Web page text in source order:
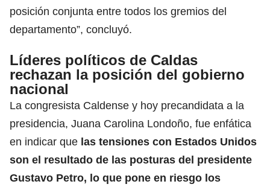
posición conjunta entre todos los gremios del
departamento”, concluyó.
Líderes políticos de Caldas
rechazan la posición del gobierno
nacional
La congresista Caldense y hoy precandidata a la
presidencia, Juana Carolina Londoño, fue enfática
en indicar que las tensiones con Estados Unidos
son el resultado de las posturas del presidente
Gustavo Petro, lo que pone en riesgo los